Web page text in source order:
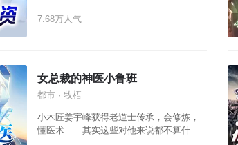
数个美女发生了情感纠葛，开启了一段香
7.68万人气
女总裁的神医小鲁班
都市 · 牧梧
小木匠姜宇峰获得老道士传承，会修炼，
懂医术……其实这些对他来说都不算什么